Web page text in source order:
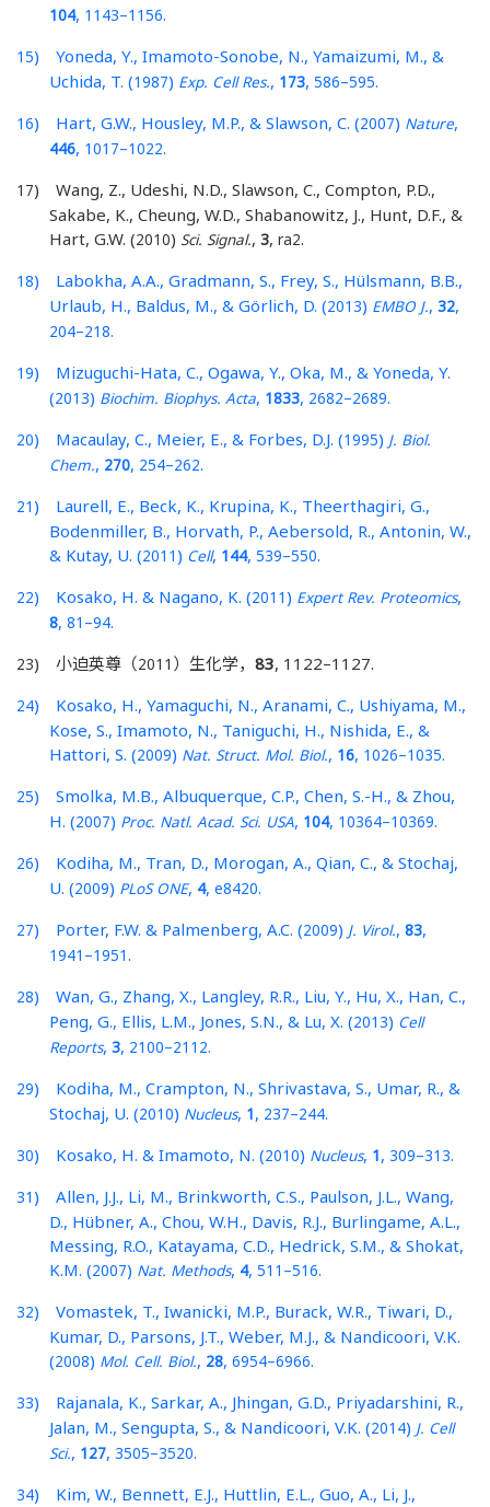
104, 1143–1156.
15) Yoneda, Y., Imamoto-Sonobe, N., Yamaizumi, M., &
Uchida, T. (1987) Exp. Cell Res., 173, 586–595.
16) Hart, G.W., Housley, M.P., & Slawson, C. (2007) Nature,
446, 1017–1022.
17) Wang, Z., Udeshi, N.D., Slawson, C., Compton, P.D.,
Sakabe, K., Cheung, W.D., Shabanowitz, J., Hunt, D.F., &
Hart, G.W. (2010) Sci. Signal., 3, ra2.
18) Labokha, A.A., Gradmann, S., Frey, S., Hülsmann, B.B.,
Urlaub, H., Baldus, M., & Görlich, D. (2013) EMBO J., 32,
204–218.
19) Mizuguchi-Hata, C., Ogawa, Y., Oka, M., & Yoneda, Y.
(2013) Biochim. Biophys. Acta, 1833, 2682–2689.
20) Macaulay, C., Meier, E., & Forbes, D.J. (1995) J. Biol.
Chem., 270, 254–262.
21) Laurell, E., Beck, K., Krupina, K., Theerthagiri, G.,
Bodenmiller, B., Horvath, P., Aebersold, R., Antonin, W.,
& Kutay, U. (2011) Cell, 144, 539–550.
22) Kosako, H. & Nagano, K. (2011) Expert Rev. Proteomics,
8, 81 –94.
23) 小迫英尊（2011 ）生化学， 83, 1122–1127.
24) Kosako, H., Yamaguchi, N., Aranami, C., Ushiyama, M.,
Kose, S., Imamoto, N., Taniguchi, H., Nishida, E., &
Hattori, S. (2009) Nat. Struct. Mol. Biol., 16, 1026–1035.
25) Smolka, M.B., Albuquerque, C.P., Chen, S.-H., & Zhou,
H. (2007) Proc. Natl. Acad. Sci. USA, 104, 10364–10369.
26) Kodiha, M., Tran, D., Morogan, A., Qian, C., & Stochaj,
U. (2009) PLoS ONE, 4, e8420.
27) Porter, F.W. & Palmenberg, A.C. (2009) J. Virol., 83,
1941 –1951.
28) Wan, G., Zhang, X., Langley, R.R., Liu, Y., Hu, X., Han, C.,
Peng, G., Ellis, L.M., Jones, S.N., & Lu, X. (2013) Cell
Reports, 3, 2100–2112.
29) Kodiha, M., Crampton, N., Shrivastava, S., Umar, R., &
Stochaj, U. (2010) Nucleus, 1, 237–244.
30) Kosako, H. & Imamoto, N. (2010) Nucleus, 1, 309–313.
31) Allen, J.J., Li, M., Brinkworth, C.S., Paulson, J.L., Wang,
D., Hübner, A., Chou, W.H., Davis, R.J., Burlingame, A.L.,
Messing, R.O., Katayama, C.D., Hedrick, S.M., & Shokat,
K.M. (2007) Nat. Methods, 4, 511 –516.
32) Vomastek, T., Iwanicki, M.P., Burack, W.R., Tiwari, D.,
Kumar, D., Parsons, J.T., Weber, M.J., & Nandicoori, V.K.
(2008) Mol. Cell. Biol., 28, 6954–6966.
33) Rajanala, K., Sarkar, A., Jhingan, G.D., Priyadarshini, R.,
Jalan, M., Sengupta, S., & Nandicoori, V.K. (2014) J. Cell
Sci., 127, 3505–3520.
34) Kim, W., Bennett, E.J., Huttlin, E.L., Guo, A., Li, J.,